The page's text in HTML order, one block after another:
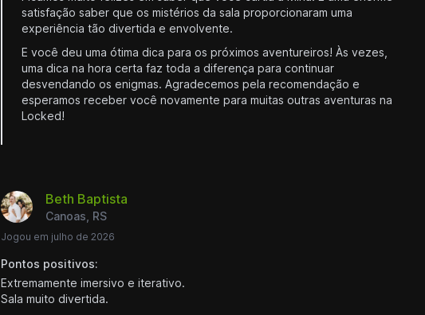
satisfação saber que os mistérios da sala proporcionaram uma
experiência tão divertida e envolvente.
E você deu uma ótima dica para os próximos aventureiros! Às vezes,
uma dica na hora certa faz toda a diferença para continuar
desvendando os enigmas. Agradecemos pela recomendação e
esperamos receber você novamente para muitas outras aventuras na
Locked!
Beth Baptista
Canoas, RS
Jogou em julho de 2026
Pontos positivos:
Extremamente imersivo e iterativo.
Sala muito divertida.